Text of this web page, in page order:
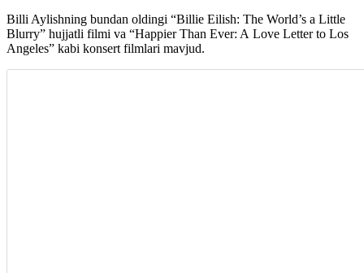
Billi Aylishning bundan oldingi “Billie Eilish: The World’s a Little
Blurry” hujjatli filmi va “Happier Than Ever: A Love Letter to Los
Angeles” kabi konsert filmlari mavjud.